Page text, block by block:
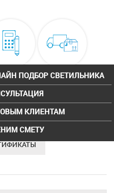
Доставка по
Москве и
московской
ПОДБОР СВЕТИЛЬНИКА
КЛИЕНТАМ
СМЕТУ